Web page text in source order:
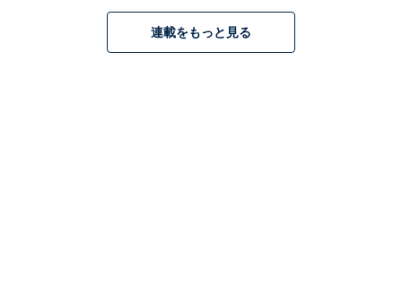
位「盛岡市」、1位は？
連載をもっと見る